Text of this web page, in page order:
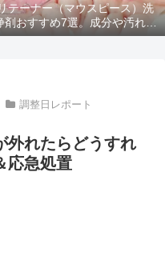
テーナー（マウスピース）洗
剤おすすめ7選。成分や汚れ落
ちを比較
調整日レポート
外れたらどうすれ
応急処置